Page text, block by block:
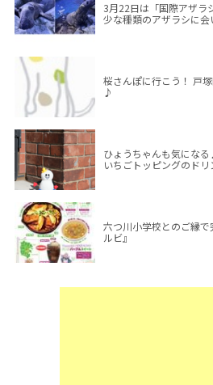
3月22日は「国際アザラ
少な種類のアザラシに会
桜さんぽに行こう！ 戸
♪
ひょうちゃんも気にな
いちごトッピングのドリ
六つ川小学校とのご縁
ルビ』